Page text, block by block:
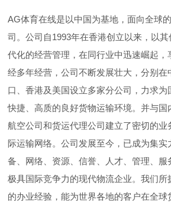
AG体育在线是以中国为基地，面向全球
司。公司自1993年在香港创立以来，以
代化的经营管理，在同行业中迅速崛起，
经多年经营，公司不断发展壮大，分别在
口、香港及美国设立多家分公司，力求为
快捷、高质的良好货物运输环境。并与国
航空公司和货运代理公司建立了密切的业
际运输网络。公司发展至今，已成为集
备、网络、资源、信誉、人才、管理、服
极具国际竞争力的现代物流企业。我们所
的办业经验，能为世界各地的客户在全